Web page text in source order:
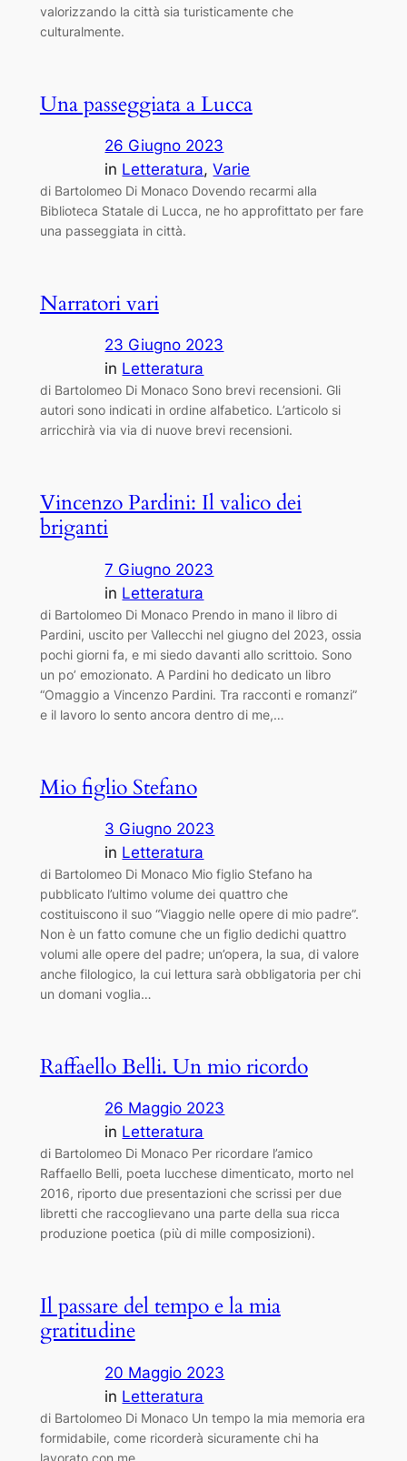
valorizzando la città sia turisticamente che
culturalmente.
Una passeggiata a Lucca
26 Giugno 2023
in Letteratura, Varie
di Bartolomeo Di Monaco Dovendo recarmi alla
Biblioteca Statale di Lucca, ne ho approfittato per fare
una passeggiata in città.
Narratori vari
23 Giugno 2023
in Letteratura
di Bartolomeo Di Monaco Sono brevi recensioni. Gli
autori sono indicati in ordine alfabetico. L’articolo si
arricchirà via via di nuove brevi recensioni.
Vincenzo Pardini: Il valico dei
briganti
7 Giugno 2023
in Letteratura
di Bartolomeo Di Monaco Prendo in mano il libro di
Pardini, uscito per Vallecchi nel giugno del 2023, ossia
pochi giorni fa, e mi siedo davanti allo scrittoio. Sono
un po’ emozionato. A Pardini ho dedicato un libro
“Omaggio a Vincenzo Pardini. Tra racconti e romanzi”
e il lavoro lo sento ancora dentro di me,…
Mio figlio Stefano
3 Giugno 2023
in Letteratura
di Bartolomeo Di Monaco Mio figlio Stefano ha
pubblicato l’ultimo volume dei quattro che
costituiscono il suo “Viaggio nelle opere di mio padre”.
Non è un fatto comune che un figlio dedichi quattro
volumi alle opere del padre; un’opera, la sua, di valore
anche filologico, la cui lettura sarà obbligatoria per chi
un domani voglia…
Raffaello Belli. Un mio ricordo
26 Maggio 2023
in Letteratura
di Bartolomeo Di Monaco Per ricordare l’amico
Raffaello Belli, poeta lucchese dimenticato, morto nel
2016, riporto due presentazioni che scrissi per due
libretti che raccoglievano una parte della sua ricca
produzione poetica (più di mille composizioni).
Il passare del tempo e la mia
gratitudine
20 Maggio 2023
in Letteratura
di Bartolomeo Di Monaco Un tempo la mia memoria era
formidabile, come ricorderà sicuramente chi ha
lavorato con me.